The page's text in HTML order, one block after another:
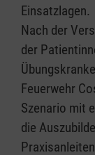
Einsatzlagen.
Nach der
der
Feuerwehr
Szenario mit
die